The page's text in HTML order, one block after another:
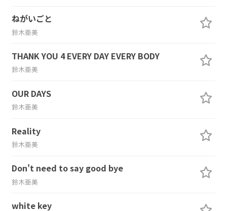
ねがいごと
鈴木亜美
THANK YOU 4 EVERY DAY EVERY BODY
鈴木亜美
OUR DAYS
鈴木亜美
Reality
鈴木亜美
Don't need to say good bye
鈴木亜美
white key